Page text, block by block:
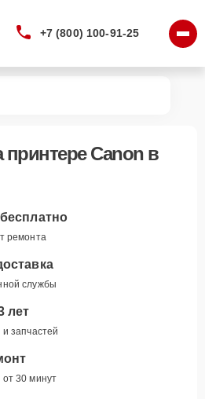
+7 (800) 100-91-25
Canon в
ремонта
службы
лет
запчастей
30 минут